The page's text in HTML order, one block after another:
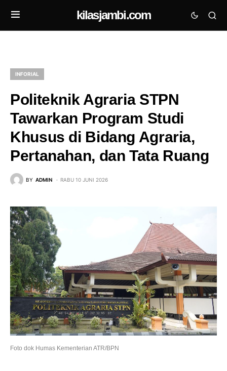
kilasjambi.com
INFORIAL
Politeknik Agraria STPN
Tawarkan Program Studi
Khusus di Bidang Agraria,
Pertanahan, dan Tata Ruang
BY ADMIN RABU 10 JUNI 2026
Foto dok Humas Kementerian ATR/BPN